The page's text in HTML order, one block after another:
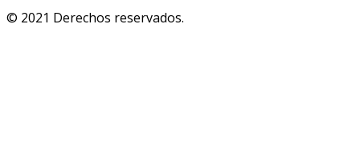
© 2021 Derechos reservados.